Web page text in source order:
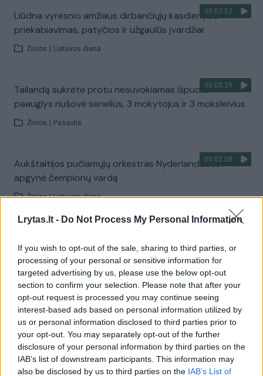
Lrytas.lt - Do Not Process My Personal Information
If you wish to opt-out of the sale, sharing to third parties, or
processing of your personal or sensitive information for
targeted advertising by us, please use the below opt-out
section to confirm your selection. Please note that after your
opt-out request is processed you may continue seeing
interest-based ads based on personal information utilized by
us or personal information disclosed to third parties prior to
your opt-out. You may separately opt-out of the further
disclosure of your personal information by third parties on the
IAB’s list of downstream participants. This information may
also be disclosed by us to third parties on the IAB’s List of
00:03:52
Liūdna vyresnio amžiaus dirbančiųjų kasdienybė –
priekabiavimas, patyčios ir užgaulūs įvardžiai
Žinios Lietuvos diena
00:00:29
Tailandą sukrėtė protu nesuvokiamas išpuolis:
paauglys nušovė senelius, 3 mokytojus ir 3 moksleivius
Žinios Pasaulis
00:02:08
Aukštaitijos pučiamųjų orkestras Nyderlanduose
apgynė čempionų vardą
Žinios | Lietuvos diena
Žiūrimiausi įrašai
00:00:30
Vaizdai iš tragiškos avarijos Vilniaus r.: dviejų moterų ir
vaiko gyvybių išgelbėti nepavyko
Žinios | Lietuvos diena